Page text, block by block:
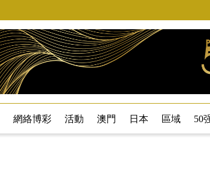
網絡博彩 活動 澳門 日本 區域 50